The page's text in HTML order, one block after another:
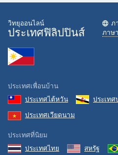
Family
Reset
Done
Dialog
End
dialog
วิทยุออนไลน์
ประเทศฟิลิปปินส์
ภ
ภาษ
ประเทศเพื่อนบ้าน
ประเทศไต้หวัน
ประเทศ
ประเทศเวียดนาม
ประเทศที่นิยม
ประเทศไทย
สหรัฐ